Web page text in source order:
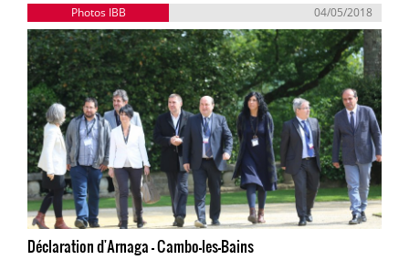
Photos IBB 04/05/2018
Déclaration d'Arnaga - Cambo-les-Bains